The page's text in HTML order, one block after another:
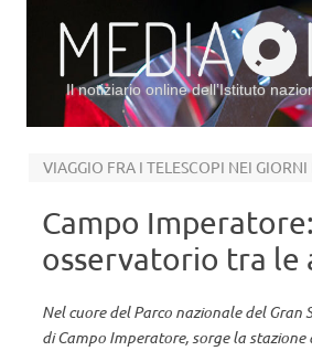
Il notiziario online dell’Istituto
Campo
osservatorio tra le
Nel cuore del Parco nazionale del Gran
di Campo Imperatore, sorge la